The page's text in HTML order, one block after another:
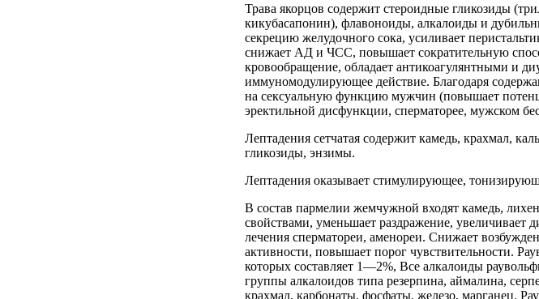
Трава якорцов содержит стероидные гликозиды
кикубасапонин), флавоноиды, алкалоиды и
секрецию желудочного сока, усиливает
снижает АД и ЧСС, повышает сократительную
кровообращение, обладает антикоагулянтными и
иммуномодулирующее действие. Благодаря
на сексуальную функцию мужчин (повышает
эректильной дисфункции, сперматорее, мужском
Лептадения сетчатая содержит камедь, крахмал,
гликозиды, энзимы.
Лептадения оказывает стимулирующее,
В состав пармелии жемчужной входят камедь,
свойствами, уменьшает раздражение, увеличивает
лечения сперматореи, аменореи. Снижает
активности, повышает порог чувствительности.
которых составляет 1—2%, Все алкалоиды
группы алкалоидов типа резерпина, аймалина,
крахмал, карбонаты, фосфаты, железо, марганец.